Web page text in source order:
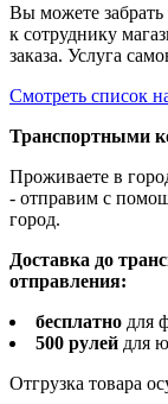
Вы можете
к сотруднику
заказа. Услуга
Смотреть список
Транспортными
Проживаете в
- отправим с
город.
Доставка до
отправления:
бесплатно для
500 рулей для
Отгрузка товара